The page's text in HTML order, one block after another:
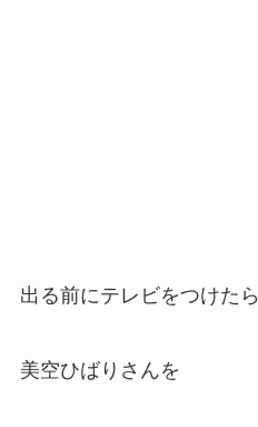
出る前にテレビをつけたら
美空ひばりさんを